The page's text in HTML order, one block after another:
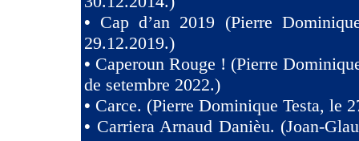
• Cap d’an 2019 (Pierre
29.12.2019.)
• Caperoun Rouge ! (Pierre
de setembre 2022.)
• Carce. (Pierre Dominique Testa, le
• Carriera Arnaud Danièu. (Joan-